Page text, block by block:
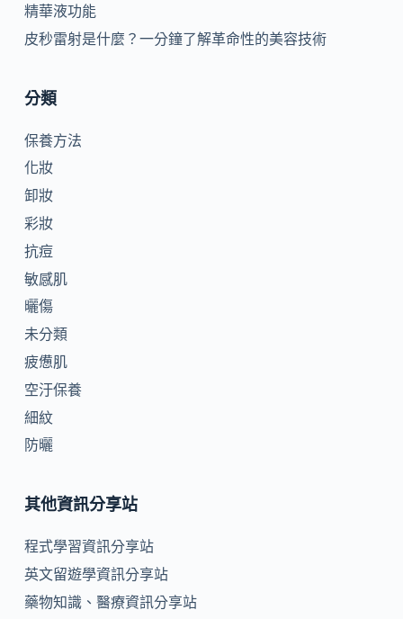
精華液功能
皮秒雷射是什麼？一分鐘了解革命性的美容技術
分類
保養方法
化妝
卸妝
彩妝
抗痘
敏感肌
曬傷
未分類
疲憊肌
空汙保養
細紋
防曬
其他資訊分享站
程式學習資訊分享站
英文留遊學資訊分享站
藥物知識、醫療資訊分享站